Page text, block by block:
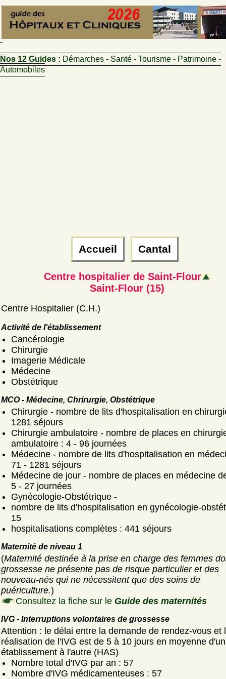
Nos 12 Guides : Démarches - Santé - Tourisme - Patrimoine -
Automobiles
Accueil Cantal
Centre hospitalier de Saint-Flour
Saint-Flour (15)
Centre Hospitalier (C.H.)
Activité de l'établissement
Cancérologie
Chirurgie
Imagerie Médicale
Médecine
Obstétrique
MCO - Médecine, Chrirurgie, Obstétrique
Chirurgie - nombre de lits d'hospitalisation en
1281 séjours
Chirurgie ambulatoire - nombre de places en
ambulatoire : 4 - 96 journées
Médecine - nombre de lits d'hospitalisation en
71 - 1281 séjours
Médecine de jour - nombre de places en médecine
5 - 27 journées
Gynécologie-Obstétrique -
nombre de lits d'hospitalisation en gynécologie-
15
hospitalisations complètes : 441 séjours
Maternité de niveau 1
(Maternité destinée à la prise en charge des femmes
grossesse ne présente pas de risque particulier et des
nouveau-nés qui ne nécessitent que des soins de
puériculture.)
Consultez la fiche sur le Guide des maternités
IVG - Interruptions volontaires de grossesse
Attention : le délai entre la demande de rendez-vous et
réalisation de l'IVG est de 5 à 10 jours en moyenne d'un
établissement à l'autre (HAS)
Nombre total d'IVG par an : 57
Nombre d'IVG médicamenteuses : 57